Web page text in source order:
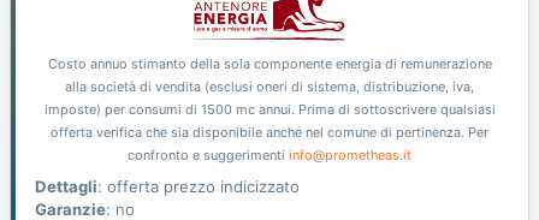
Costo annuo stimanto della sola componente energia di remunerazione
alla società di vendita (esclusi oneri di sistema, distribuzione, iva,
imposte) per consumi di 1500 mc annui. Prima di sottoscrivere qualsiasi
offerta verifica che sia disponibile anche nel comune di pertinenza. Per
confronto e suggerimenti info@prometheas.it
Dettagli: offerta prezzo indicizzato
Garanzie: no